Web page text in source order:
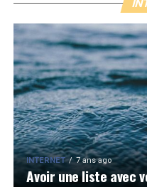
INTERNET 7 ans ago
Avoir une liste avec